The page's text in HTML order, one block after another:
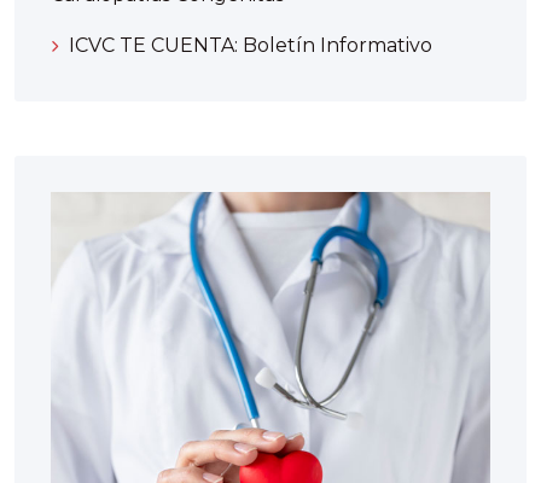
ICVC TE CUENTA: Boletín Informativo